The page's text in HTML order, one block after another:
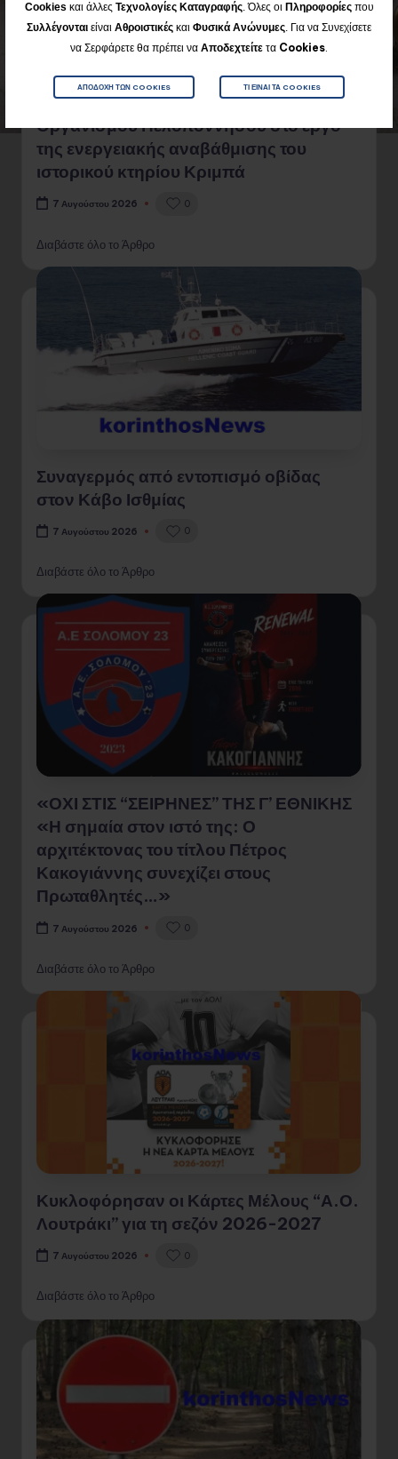
Cookies και άλλες Τεχνολογίες Καταγραφής. Όλες οι Πληροφορίεςπου
Συλλέγονται είναι Αθροιστικές και Φυσικά Ανώνυμες Για να Συνεχίσετε
να Σερφάρετε θα πρέπει να Αποδεχτείτε τα Cookies
ΑΠΟΔΟΧΉ ΤΩΝ COOKIES ΤΙ ΕΊΝΑΙ ΤΑ COOKIES
Καθοριστικός ο ρόλος του Αναπτυξιακού
Οργανισμού Πελοποννήσου στο έργο
της ενεργειακής αναβάθμισης του
ιστορικού κτηρίου Κριμπά
7 Αυγούστου 2026 0
Διαβάστε όλο το Άρθρο
Συναγερμός από εντοπισμό οβίδας
στον Κάβο Ισθμίας
7 Αυγούστου 2026 0
Διαβάστε όλο το Άρθρο
«ΟΧΙ ΣΤΙΣ “ΣΕΙΡΗΝΕΣ” ΤΗΣ Γ’ ΕΘΝΙΚΗΣ
«Η σημαία στον ιστό της: Ο
αρχιτέκτονας του τίτλου Πέτρος
Κακογιάννης συνεχίζει στους
Πρωταθλητές…»
7 Αυγούστου 2026 0
Διαβάστε όλο το Άρθρο
Κυκλοφόρησαν οι Κάρτες Μέλους “Α.Ο.
Λουτράκι” για τη σεζόν 2026-2027
7 Αυγούστου 2026 0
Διαβάστε όλο το Άρθρο